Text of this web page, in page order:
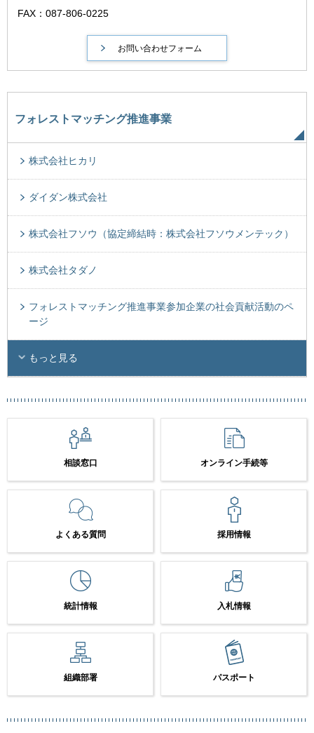
FAX：087-806-0225
フォレストマッチング推進事業
株式会社ヒカリ
ダイダン株式会社
株式会社フソウ（協定締結時：株式会社フソウメンテック）
株式会社タダノ
フォレストマッチング推進事業参加企業の社会貢献活動のペ
ージ
もっと見る
相談窓口 オンライン手続等
よくある質問 採用情報
統計情報 入札情報
組織部署 パスポート